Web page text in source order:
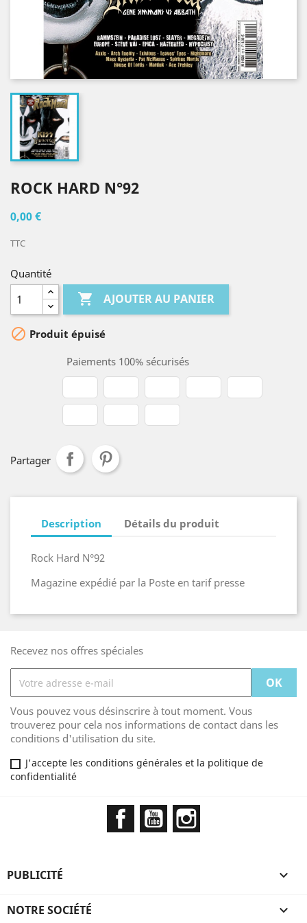
ROCK HARD N°92
0,00 €
TTC
Quantité
 AJOUTER AU PANIER
 Produit épuisé
Paiements 100% sécurisés
Partager
Description Détails du produit
Rock Hard N°92
Magazine expédié par la Poste en tarif presse
Recevez nos offres spéciales
Vous pouvez vous désinscrire à tout moment. Vous
trouverez pour cela nos informations de contact dans les
conditions d'utilisation du site.
J'accepte les conditions générales et la politique de
confidentialité
FacebookYouTube
PUBLICITÉ 
NOTRE SOCIÉTÉ 